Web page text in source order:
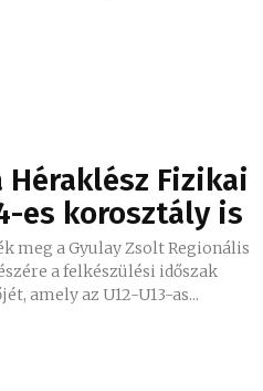
Fizikai
es korosztály is
meg a Gyulay Zsolt Regionális
a felkészülési időszak
amely az U12-U13-as...